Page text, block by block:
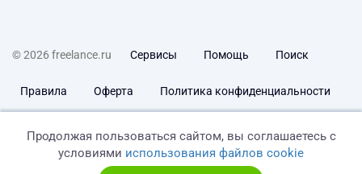
© 2026 freelance.ru Сервисы Помощь Поиск
Правила Оферта Политика конфиденциальности
Продолжая пользоваться сайтом, вы соглашаетесь с
условиями использования файлов cookie